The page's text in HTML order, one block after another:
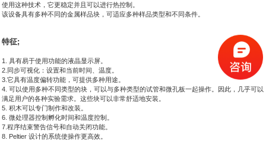
科研委托·租赁
使用这种技术，它更稳定并且可以进行热控制。
该设备具有多种不同的金属样品块，可适应多种样品类型和不同条件。
特征;
1. 具有易于使用功能的液晶显示屏。
2.同步可视化：设置和当前时间、温度。
3.它具有温度偏转功能，可提供多种用途。
4. 可以使用多种不同类型的块，可以与多种类型的试管和微孔板一起操作。 因此，几乎可以
满足用户的各种实验需求。 这些块可以非常舒适地安装。
5. 积木可以专门制作和改装。
6. 微处理器控制孵化时间和温度控制。
7.程序结束警告信号和自动关闭功能。
8. Peltier 设计的系统使操作更高效。